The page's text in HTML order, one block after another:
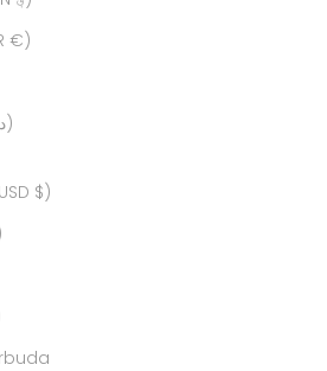
€)
Algerien (DZD د.ج)
$)